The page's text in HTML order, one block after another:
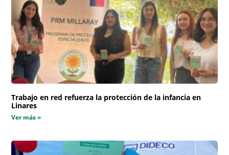
Trabajo en red refuerza la protección de la infancia en
Linares
Ver más »